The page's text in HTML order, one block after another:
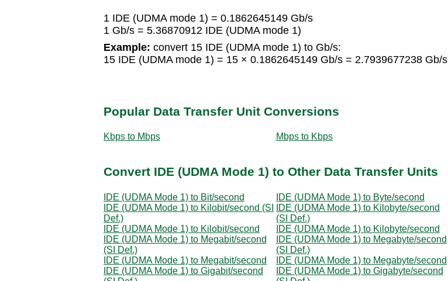
1 IDE (UDMA mode 1) = 0.1862645149 Gb/s
1 Gb/s = 5.36870912 IDE (UDMA mode 1)
Example: convert 15 IDE (UDMA mode 1) to Gb/s:
15 IDE (UDMA mode 1) = 15 × 0.1862645149 Gb/s = 2.7939677238 Gb/s
Popular Data Transfer Unit Conversions
Kbps to Mbps Mbps to Kbps
Convert IDE (UDMA Mode 1) to Other Data Transfer Units
IDE (UDMA Mode 1) to Bit/second
IDE (UDMA Mode 1) to Byte/second
IDE (UDMA Mode 1) to Kilobit/second (SI
Def.)
IDE (UDMA Mode 1) to Kilobyte/second
(SI Def.)
IDE (UDMA Mode 1) to Kilobit/second
IDE (UDMA Mode 1) to Kilobyte/second
IDE (UDMA Mode 1) to Megabit/second
(SI Def.)
IDE (UDMA Mode 1) to Megabyte/second
(SI Def.)
IDE (UDMA Mode 1) to Megabit/second
IDE (UDMA Mode 1) to Megabyte/second
IDE (UDMA Mode 1) to Gigabit/second
IDE (UDMA Mode 1) to Gigabyte/second